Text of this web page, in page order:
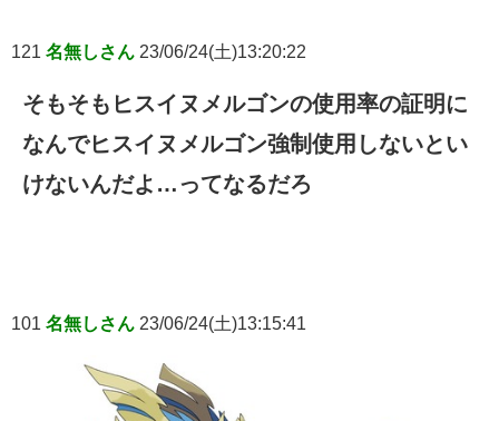
121 名無しさん 23/06/24(土)13:20:22
そもそもヒスイヌメルゴンの使用率の証明に
なんでヒスイヌメルゴン強制使用しないとい
けないんだよ…ってなるだろ
101 名無しさん 23/06/24(土)13:15:41